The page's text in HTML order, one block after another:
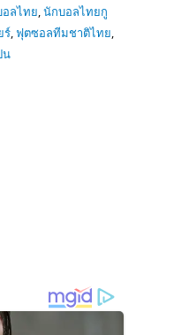
ลไทย,นักบอลไทยกู
ร์,ฟุตซอลทีมชาติไทย,
น